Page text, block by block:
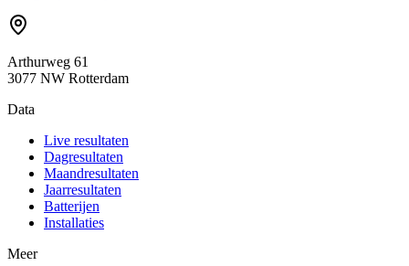
Arthurweg 61
3077 NW Rotterdam
Data
Live resultaten
Dagresultaten
Maandresultaten
Jaarresultaten
Batterijen
Installaties
Meer